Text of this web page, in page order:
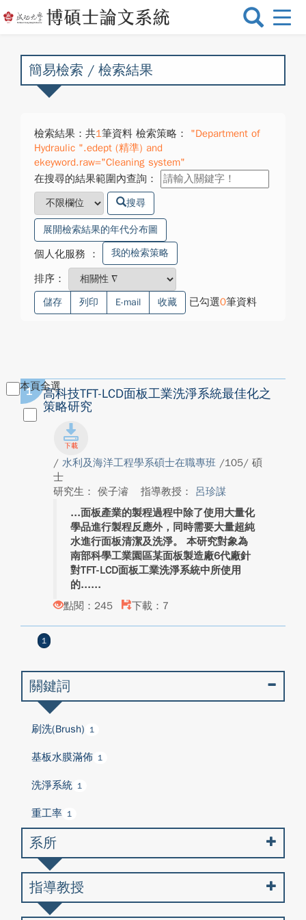
選
換
簡易檢索 / 檢索結果
檢索結果：共1筆資料 檢索策略：
"Department of
Hydraulic ".edept (精準) and
ekeyword.raw="Cleaning system"
在搜尋的結果範圍內查詢：
搜尋
展開檢索結果的年代分布圖
個人化服務 ： 我的檢索策略
排序：
儲存 列印 E-mail 收藏 已勾選0筆資料
本頁全選
1
高科技TFT-LCD面板工業洗淨系統最佳化之
策略研究
/ 水利及海洋工程學系碩士在職專班 /105/ 碩
士
研究生： 侯子濬
指導教授： 呂珍謀
面板產業的製程過程中除了使用大量化
學品進行製程反應外，同時需要大量超純
水進行面板清潔及洗淨。 本研究對象為
南部科學工業園區某面板製造廠6代廠針
對TFT-LCD面板工業洗淨系統中所使用
的...
點閱：245
下載：7
1
關鍵詞
刷洗(Brush) 1
基板水膜滿佈 1
洗淨系統 1
重工率 1
系所
指導教授